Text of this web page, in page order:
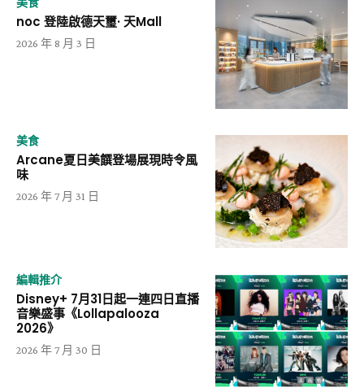
noc 登陸啟德天璽· 天Mall
2026 年 8 月 3 日
美食
Arcane夏日美饌登場展現時令風
味
2026 年 7 月 31 日
編輯推介
Disney+ 7月31日起一連四日直播
音樂盛事《Lollapalooza
2026》
2026 年 7 月 30 日